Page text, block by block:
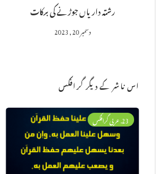
رشتہ داریاں جوڑنے کی برکات
دسمبر 20, 2023
اس ناشر کے دیگر گرافکس
23. عربی گرافکس